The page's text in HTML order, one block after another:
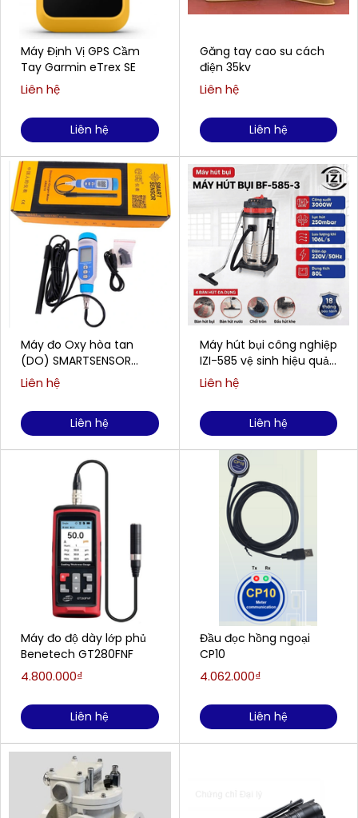
Máy Định Vị GPS Cầm
Tay Garmin eTrex SE
Liên hệ
Liên hệ
Máy đo Oxy hòa tan
(DO) SMARTSENSOR
AR8210 (0,00 ~ 20,00
Liên hệ
Liên hệ
Máy đo độ dày lớp phủ
Benetech GT280FNF
4.800.000₫
Liên hệ
Găng tay cao su cách
điện 35kv
Liên hệ
Liên hệ
Máy hút bụi công nghiệp
IZI-585 vệ sinh hiệu quả
cho doanh nghiệp
Liên hệ
Liên hệ
Đầu đọc hồng ngoại
CP10
4.062.000₫
Liên hệ